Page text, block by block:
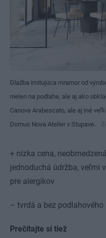
Dlažba imitujúca mramor od
nielen na podlahe, ale aj ako
Canova Arabescato, ale aj iné
Domus Nova Atelier v Stupave.
+ nízka cena,
jednoduchá údržba, veľmi
pre alergikov
– tvrdá a bez
Prečítajte si tiež